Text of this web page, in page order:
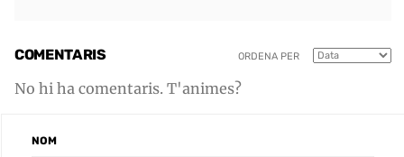
COMENTARIS ORDENA PER
No hi ha comentaris. T'animes?
NOM